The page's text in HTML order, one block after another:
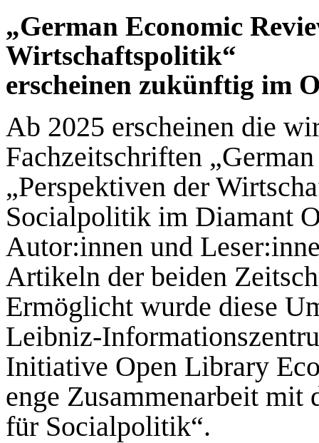
„German Economic
Wirtschaftspolitik“
erscheinen zukünftig im
Ab 2025 erscheinen die
Fachzeitschriften
„Perspektiven der
Socialpolitik im Diamant
Autor:innen und
Artikeln der beiden
Ermöglicht wurde diese
Leibniz-
Initiative Open Library
enge Zusammenarbeit mit
für Socialpolitik“.